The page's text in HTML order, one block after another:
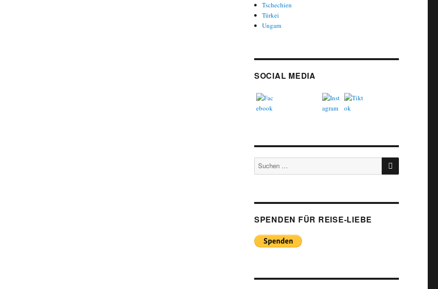
Tschechien
Türkei
Ungarn
SOCIAL MEDIA
Suchen
nach:
SUCHEN
SPENDEN FÜR REISE-LIEBE